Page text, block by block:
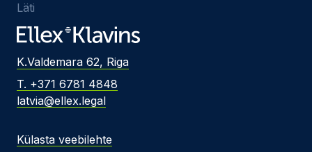
Läti
K.Valdemara 62, Riga
T. +371 6781 4848
latvia@ellex.legal
Külasta veebilehte